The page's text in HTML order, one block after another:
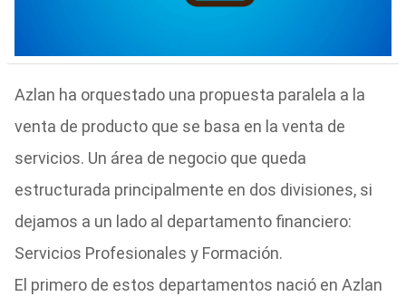
Azlan ha orquestado una propuesta paralela a la
venta de producto que se basa en la venta de
servicios. Un área de negocio que queda
estructurada principalmente en dos divisiones, si
dejamos a un lado al departamento financiero:
Servicios Profesionales y Formación.
El primero de estos departamentos nació en Azlan